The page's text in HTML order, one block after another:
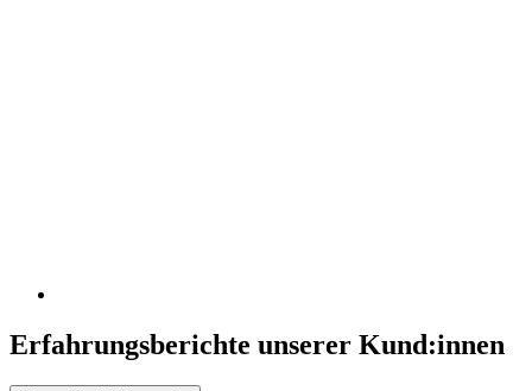
Erfahrungsberichte unserer Kund:innen